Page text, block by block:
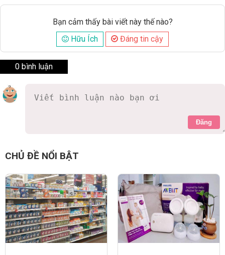
Bạn cảm thấy bài viết này thế nào?
Hữu Ích
Đáng tin cậy
0 bình luận
Đăng
CHỦ ĐỀ NỔI BẬT